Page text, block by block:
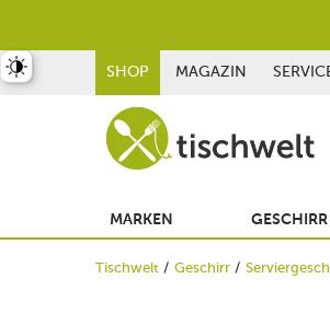
SHOP MAGAZIN
MARKEN GESCHIRR
Tischwelt Geschirr
umschalten